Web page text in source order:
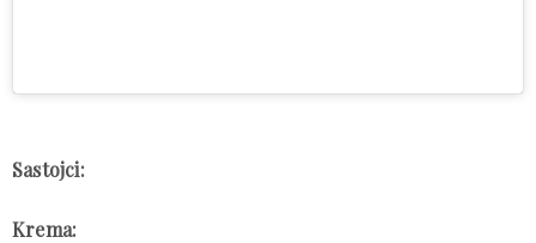
Sastojci:
Krema: